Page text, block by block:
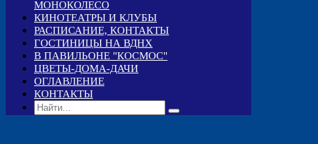
МОНОКОЛЕСО
КИНОТЕАТРЫ И КЛУБЫ
РАСПИСАНИЕ, КОНТАКТЫ
ГОСТИНИЦЫ НА ВДНХ
В ПАВИЛЬОНЕ "КОСМОС"
ЦВЕТЫ-ДОМА-ДАЧИ
ОГЛАВЛЕНИЕ
КОНТАКТЫ